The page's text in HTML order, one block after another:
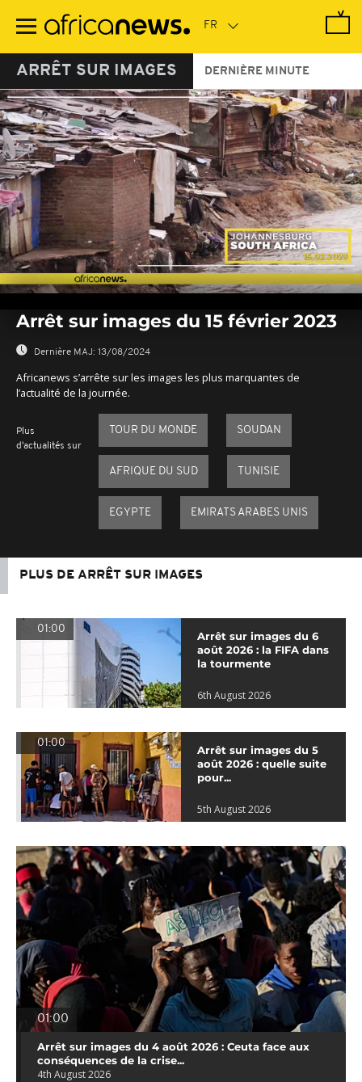
contenu
ARRÊT SUR IMAGES DERNIÈRE MINUTE
seconds
seconds
Arrêt sur images du 15 février 2023
Dernière MAJ: 13/08/2024
Africanews s’arrête sur les images les plus marquantes de
l’actualité de la journée.
Plus
d'actualités sur
TOUR DU MONDE SOUDAN
AFRIQUE DU SUD TUNISIE
EGYPTE EMIRATS ARABES UNIS
PLUS DE ARRÊT SUR IMAGES
01:00
Arrêt sur images du 6
août 2026 : la FIFA dans
la tourmente
6th August 2026
01:00
Arrêt sur images du 5
août 2026 : quelle suite
pour...
5th August 2026
01:00
Arrêt sur images du 4 août 2026 : Ceuta face aux
conséquences de la crise...
4th August 2026